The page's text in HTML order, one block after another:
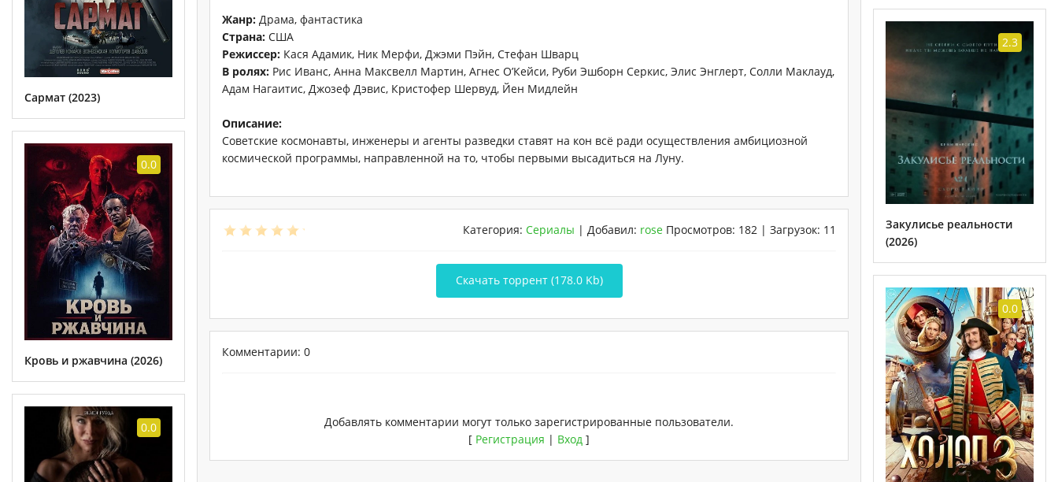
Сармат (2023)
0.0
Кровь и ржавчина (2026)
0.0
Жанр: Драма, фантастика
Страна: США
Режиссер: Кася Адамик, Ник Мерфи, Джэми Пэйн, Стефан Шварц
В ролях: Рис Иванс, Анна Максвелл Мартин, Агнес О’Кейси, Руби Эшборн Серкис, Элис Энглерт, Солли Маклауд,
Адам Нагаитис, Джозеф Дэвис, Кристофер Шервуд, Йен Мидлейн
Описание:
Советские космонавты, инженеры и агенты разведки ставят на кон всё ради осуществления амбициозной
космической программы, направленной на то, чтобы первыми высадиться на Луну.
Категория: Сериалы | Добавил: rose Просмотров: 182 | Загрузок: 11
Скачать торрент (178.0 Kb)
Комментарии: 0
Добавлять комментарии могут только зарегистрированные пользователи.
[ Регистрация | Вход ]
2.3
Закулисье реальности
(2026)
0.0